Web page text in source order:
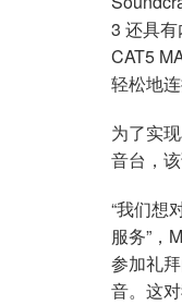
3 还具
CAT5
轻松地
为了实
音台，
“我们想
服务”，
参加礼
音。这